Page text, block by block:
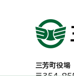
三芳町役場